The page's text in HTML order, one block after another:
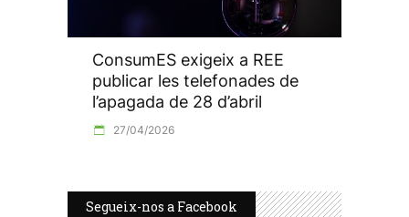
ConsumES exigeix a REE
publicar les telefonades de
l’apagada de 28 d’abril
27/04/2026
Segueix-nos a Facebook